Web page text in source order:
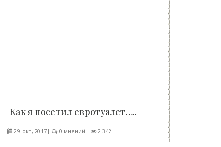
Как я посетил евротуалет…..
29-окт, 2017 0 мнений 2 342